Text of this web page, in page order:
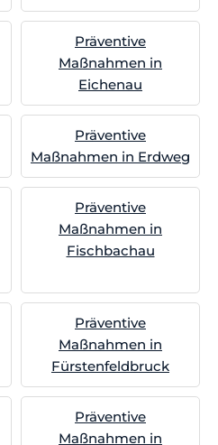
Präventive
Maßnahmen in
Eichenau
Präventive
Maßnahmen in Erdweg
Präventive
Maßnahmen in
Fischbachau
Präventive
Maßnahmen in
Fürstenfeldbruck
Präventive
Maßnahmen in